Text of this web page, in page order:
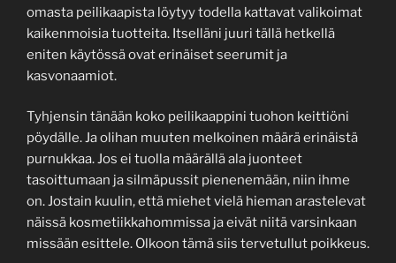
omasta peilikaapista löytyy todella kattavat valikoimat
kaikenmoisia tuotteita. Itselläni juuri tällä hetkellä
eniten käytössä ovat erinäiset seerumit ja
kasvonaamiot.
Tyhjensin tänään koko peilikaappini tuohon keittiöni
pöydälle. Ja olihan muuten melkoinen määrä erinäistä
purnukkaa. Jos ei tuolla määrällä ala juonteet
tasoittumaan ja silmäpussit pienenemään, niin ihme
on. Jostain kuulin, että miehet vielä hieman arastelevat
näissä kosmetiikkahommissa ja eivät niitä varsinkaan
missään esittele. Olkoon tämä siis tervetullut poikkeus.